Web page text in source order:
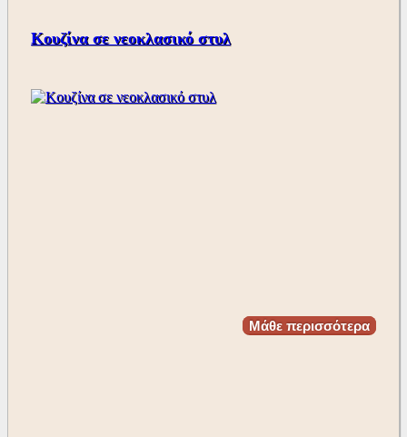
Κουζίνα σε νεοκλασικό στυλ
Μάθε περισσότερα